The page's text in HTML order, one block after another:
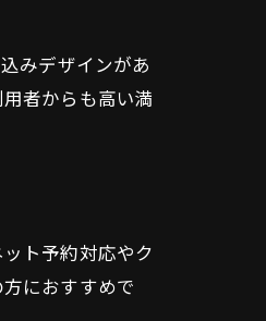
みデザインがあ
者からも高い満
ト予約対応やク
におすすめで